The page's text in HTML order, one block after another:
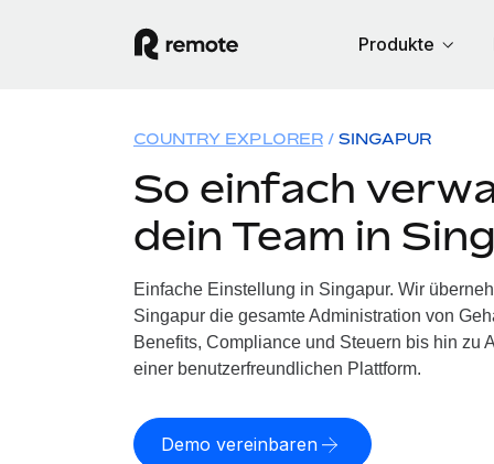
Produkte
COUNTRY EXPLORER SINGAPUR
So einfach
dein Team in
Einfache Einstellung in Singapur. Wir
Singapur die gesamte Administration von
Benefits, Compliance und Steuern bis hin zu
einer benutzerfreundlichen Plattform.
Demo vereinbaren